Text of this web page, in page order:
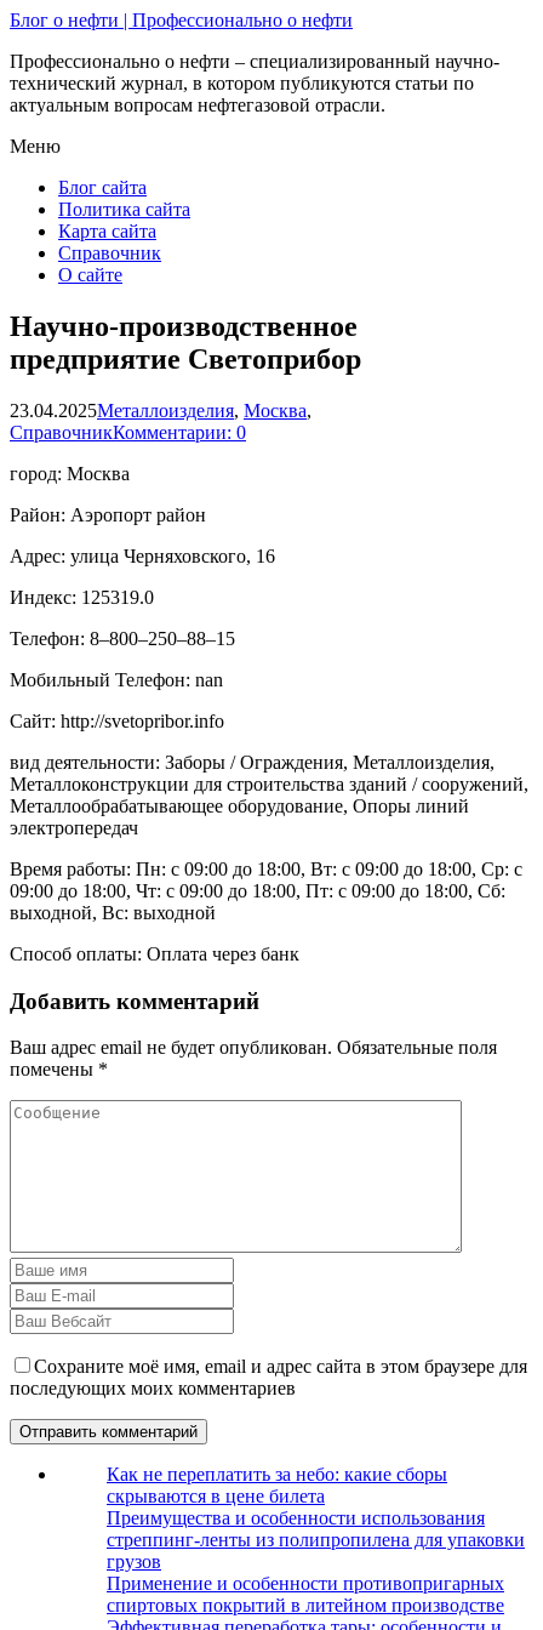
Блог о нефти | Профессионально о нефти
Профессионально о нефти – специализированный научно-
технический журнал, в котором публикуются статьи по
актуальным вопросам нефтегазовой отрасли.
Меню
Блог сайта
Политика сайта
Карта сайта
Справочник
О сайте
Научно-производственное
предприятие Светоприбор
23.04.2025Металлоизделия, Москва,
СправочникКомментарии: 0
город: Москва
Район: Аэропорт район
Адрес: улица Черняховского, 16
Индекс: 125319.0
Телефон: 8‒800‒250‒88‒15
Мобильный Телефон: nan
Сайт: http://svetopribor.info
вид деятельности: Заборы / Ограждения, Металлоизделия,
Металлоконструкции для строительства зданий / сооружений,
Металлообрабатывающее оборудование, Опоры линий
электропередач
Время работы: Пн: с 09:00 до 18:00, Вт: с 09:00 до 18:00, Ср: с
09:00 до 18:00, Чт: с 09:00 до 18:00, Пт: с 09:00 до 18:00, Сб:
выходной, Вс: выходной
Способ оплаты: Оплата через банк
Добавить комментарий
Ваш адрес email не будет опубликован. Обязательные поля
помечены *
Сохраните моё имя, email и адрес сайта в этом браузере для
последующих моих комментариев
Как не переплатить за небо: какие сборы
скрываются в цене билета
Преимущества и особенности использования
стреппинг-ленты из полипропилена для упаковки
грузов
Применение и особенности противопригарных
спиртовых покрытий в литейном производстве